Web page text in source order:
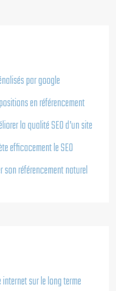
par google
en référencement
la qualité SEO d’un site
efficacement le SEO
référencement naturel
sur le long terme